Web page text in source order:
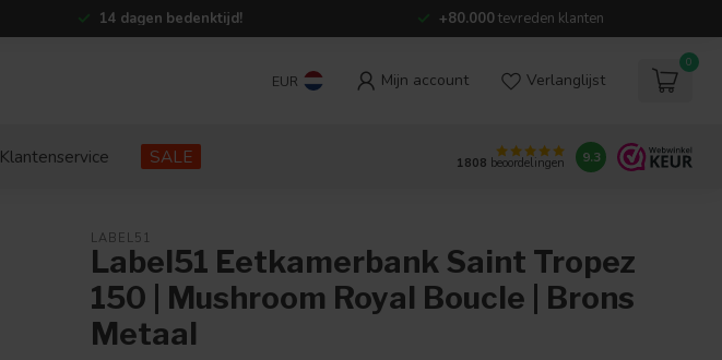
14 dagen bedenktijd! +80.000tevreden klanten
EUR Mijn account Verlanglijst
0
Klantenservice SALE 1808 beoordelingen 9.3
LABEL51
Label51 Eetkamerbank Saint Tropez
150 | Mushroom Royal Boucle | Brons
Metaal